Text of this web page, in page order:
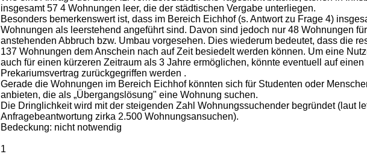
insgesamt 57 4 Wohnungen leer, die der städtischen Vergabe unterliegen.
Besonders bemerkenswert ist, dass im Bereich Eichhof (s. Antwort zu Frage 4)
Wohnungen als leerstehend angeführt sind. Davon sind jedoch nur 48 Wohnungen
anstehenden Abbruch bzw. Umbau vorgesehen. Dies wiederum bedeutet, dass die
137 Wohnungen dem Anschein nach auf Zeit besiedelt werden können. Um eine
auch für einen kürzeren Zeitraum als 3 Jahre ermöglichen, könnte eventuell auf einen
Prekariumsvertrag zurückgegriffen werden .
Gerade die Wohnungen im Bereich Eichhof könnten sich für Studenten oder
anbieten, die als „Übergangslösung" eine Wohnung suchen.
Die Dringlichkeit wird mit der steigenden Zahl Wohnungssuchender begründet (laut
Anfragebeantwortung zirka 2.500 Wohnungsansuchen).
Bedeckung: nicht notwendig
1